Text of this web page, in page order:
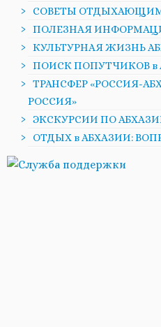
СОВЕТЫ ОТДЫХАЮЩИМ
ПОЛЕЗНАЯ
КУЛЬТУРНАЯ ЖИЗНЬ
ПОИСК ПОПУТЧИКОВ в
ТРАНСФЕР «РОССИЯ-
РОССИЯ»
ЭКСКУРСИИ ПО
ОТДЫХ в АБХАЗИИ: